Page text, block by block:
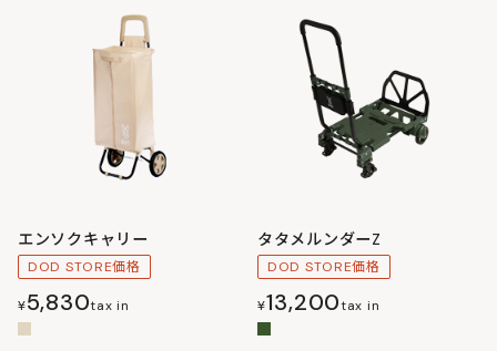
エンソクキャリー
DOD STORE価格
¥5,830tax in
タタメルンダーZ
DOD STORE価格
¥13,200tax in